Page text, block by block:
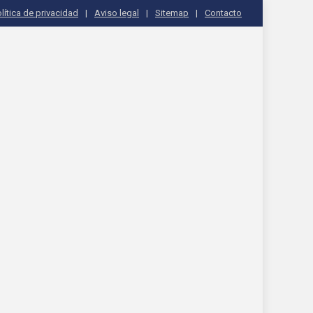
de privacidad Aviso legal Sitemap Contacto